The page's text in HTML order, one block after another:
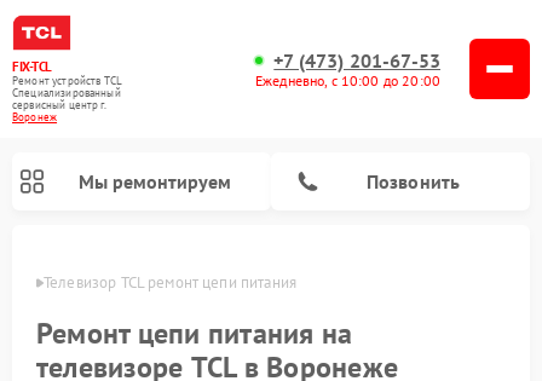
FIX-TCL
Ремонт устройств TCL
Специализированный
cервисный центр г.
Воронеж
+7 (473) 201-67-53
Ежедневно, с 10:00 до 20:00
Мы ремонтируем Позвонить
Телевизор TCL ремонт цепи питания
Ремонт цепи питания на
телевизоре TCL в Воронеже